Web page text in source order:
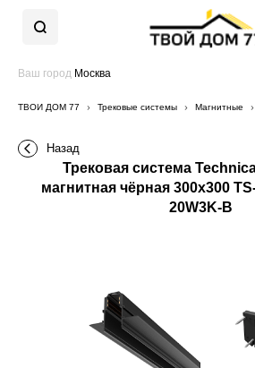
Ваш город Москва
ТВОЙ ДОМ 77 Трековые системы Магнитные
Назад
Трековая система
магнитная чёрная 300x300
20W3K-B